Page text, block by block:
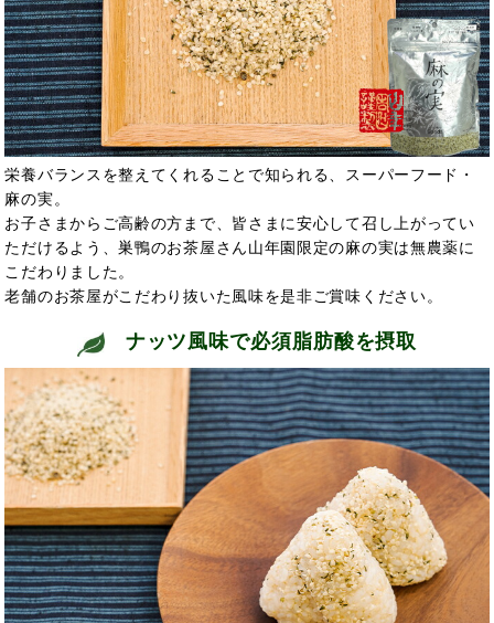
栄養バランスを整えてくれることで知られる、スーパーフード・
麻の実。
お子さまからご高齢の方まで、皆さまに安心して召し上がってい
ただけるよう、巣鴨のお茶屋さん山年園限定の麻の実は無農薬に
こだわりました。
老舗のお茶屋がこだわり抜いた風味を是非ご賞味ください。
ナッツ風味で必須脂肪酸を摂取